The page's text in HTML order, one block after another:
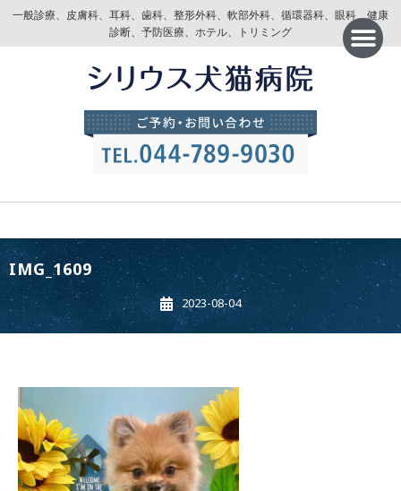
一般診療、皮膚科、耳科、歯科、整形外科、軟部外科、循環器科、眼科、健康
診断、予防医療、ホテル、トリミング
IMG_1609
2023-08-04